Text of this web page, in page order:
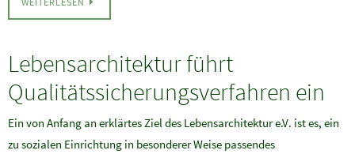
Lebensarchitektur führt
Qualitätssicherungsverfahren ein
Ein von Anfang an erklärtes Ziel des Lebensarchitektur e.V. ist es, ein
zu sozialen Einrichtung in besonderer Weise passendes